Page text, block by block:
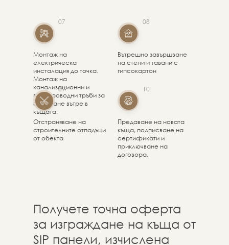
07
Монтаж на
електрическа
инсталация до точка.
Монтаж на
канализационни и
водопроводни тръби за
свързване вътре в
къщата.
08
Вътрешно завършване
на стени и тавани с
гипсокартон
09
Отстраняване на
строителните отпадъци
от обекта
10
Предаване на новата
къща, подписване на
сертификати и
приключване на
договора.
Получете точна оферта
за изграждане на къща от
SIP панели, изчислена